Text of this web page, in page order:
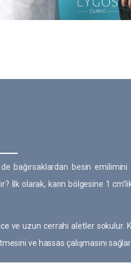
bağırsaklardan besin emilimini
İlk olarak, karın bölgesine 1
ve uzun cerrahi aletler sokulur.
ve hassas çalışmasını sağlar.